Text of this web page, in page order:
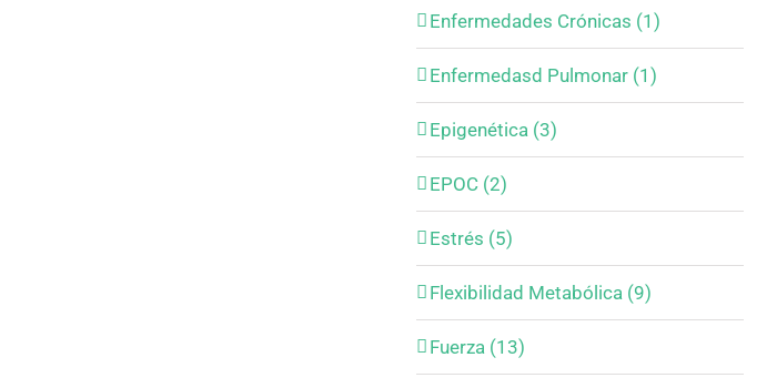
Enfermedades Crónicas (1)
Enfermedasd Pulmonar (1)
Epigenética (3)
EPOC (2)
Estrés (5)
Flexibilidad Metabólica (9)
Fuerza (13)